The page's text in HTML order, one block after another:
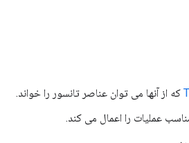
که از آنها می توان عناصر تانسور را خواند.